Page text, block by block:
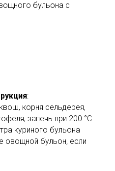
бульона с
:
корня сельдерея,
запечь при 200 °C
куриного бульона
овощной бульон, если